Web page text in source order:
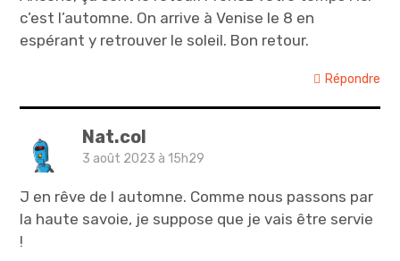
c’est l’automne. On arrive à Venise le 8 en
espérant y retrouver le soleil. Bon retour.
Répondre
Nat.col
3 août 2023 à 15h29
J en rêve de l automne. Comme nous passons par
la haute savoie, je suppose que je vais être servie
!